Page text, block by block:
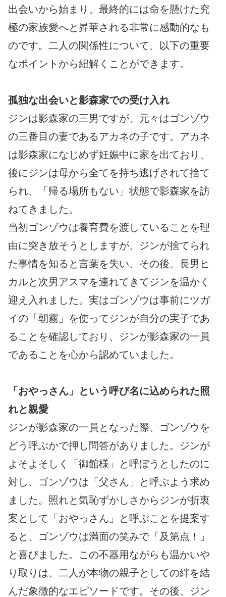
出会いから始まり、最終的には命を懸けた究
極の家族愛へと昇華される非常に感動的なも
のです。二人の関係性について、以下の重要
なポイントから紐解くことができます。
孤独な出会いと影森家での受け入れ
ジンは影森家の三男ですが、元々はゴンゾウ
の三番目の妻であるアカネの子です。アカネ
は影森家になじめず妊娠中に家を出ており、
後にジンは母から全てを持ち逃げされて捨て
られ、「帰る場所もない」状態で影森家を訪
ねてきました。
当初ゴンゾウは養育費を渡していることを理
由に突き放そうとしますが、ジンが捨てられ
た事情を知ると言葉を失い、その後、長男ヒ
カルと次男アスマを連れてきてジンを温かく
迎え入れました。実はゴンゾウは事前にツガ
イの「朝霧」を使ってジンが自分の実子であ
ることを確認しており、ジンが影森家の一員
であることを心から認めていました。
「おやっさん」という呼び名に込められた照
れと親愛
ジンが影森家の一員となった際、ゴンゾウを
どう呼ぶかで押し問答がありました。ジンが
よそよそしく「御館様」と呼ぼうとしたのに
対し、ゴンゾウは「父さん」と呼ぶよう求め
ました。照れと気恥ずかしさからジンが折衷
案として「おやっさん」と呼ぶことを提案す
ると、ゴンゾウは満面の笑みで「及第点！」
と喜びました。この不器用ながらも温かいや
り取りは、二人が本物の親子としての絆を結
んだ象徴的なエピソードです。その後、ジン